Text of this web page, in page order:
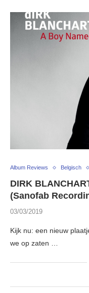
Album Reviews Belgisch
DIRK
(Sanofab
03/03/2019
Kijk nu: een nieuw
we op zaten …